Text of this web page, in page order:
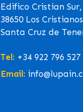
Edifico Cristian
38650 Los
Santa Cruz de
Tel: +34 922 796 527
Email: